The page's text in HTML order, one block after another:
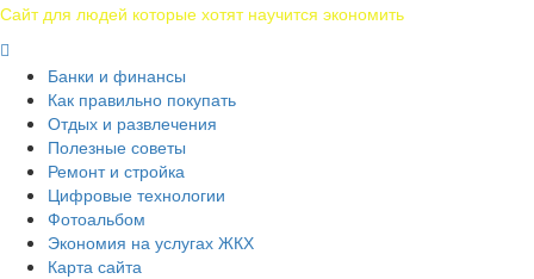
Сайт для людей которые хотят научится экономить
менюБанки и финансы
Как правильно покупать
Отдых и развлечения
Полезные советы
Ремонт и стройка
Цифровые технологии
Фотоальбом
Экономия на услугах ЖКХ
Карта сайта